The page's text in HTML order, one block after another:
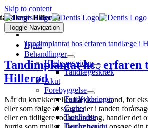
Skip to content
Toggle Navigation
Hjem
Behandlinger
Hjælp og viden
Tandlægeskræk
Akut
Forebyggelse
Tandfyldninger
Caries
Tandhalse
Tandrensning
tandlæge Hillerød
Tandimplantat hos erfaren tandlæge i
Tandimplantat hos erfaren
Hillerød
Når du knækker eller flækker en tand, for
eller som følge af svagheder i tanden
eller en tidligere rodbehandling, handler det